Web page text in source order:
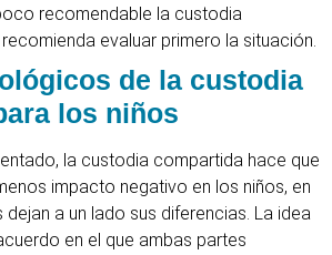
recomendable la custodia
evaluar primero la situación.
de la custodia
los niños
la custodia compartida hace que
impacto negativo en los niños, en
a un lado sus diferencias. La idea
en el que ambas partes